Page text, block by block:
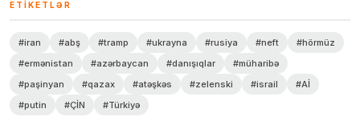
ETIKETLƏR
#iran #abş #tramp #ukrayna #rusiya #neft
#hörmüz
#ermənistan
#azərbaycan #danışıqlar
#müharibə
#paşinyan
#qazax #atəşkəs #zelenski #israil
#Aİ
#putin
#ÇİN #Türkiyə